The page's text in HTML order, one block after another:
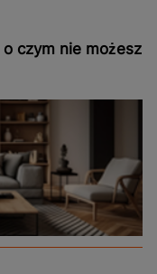
o czym nie możesz